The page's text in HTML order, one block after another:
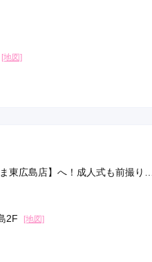
[地図]
東広島店】へ！成人式も前撮り
2F
[地図]